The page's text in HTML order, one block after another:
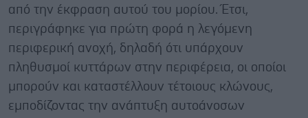
από την έκφραση αυτού του μορίου. Έτσι,
περιγράφηκε για πρώτη φορά η λεγόμενη
περιφερική ανοχή, δηλαδή ότι υπάρχουν
πληθυσμοί κυττάρων στην περιφέρεια, οι οποίοι
μπορούν και καταστέλλουν τέτοιους κλώνους,
εμποδίζοντας την ανάπτυξη αυτοάνοσων